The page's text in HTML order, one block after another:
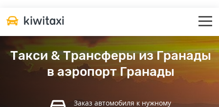
Такси & Трансферы из Гранады
в аэропорт Гранады
Заказ автомобиля к нужному